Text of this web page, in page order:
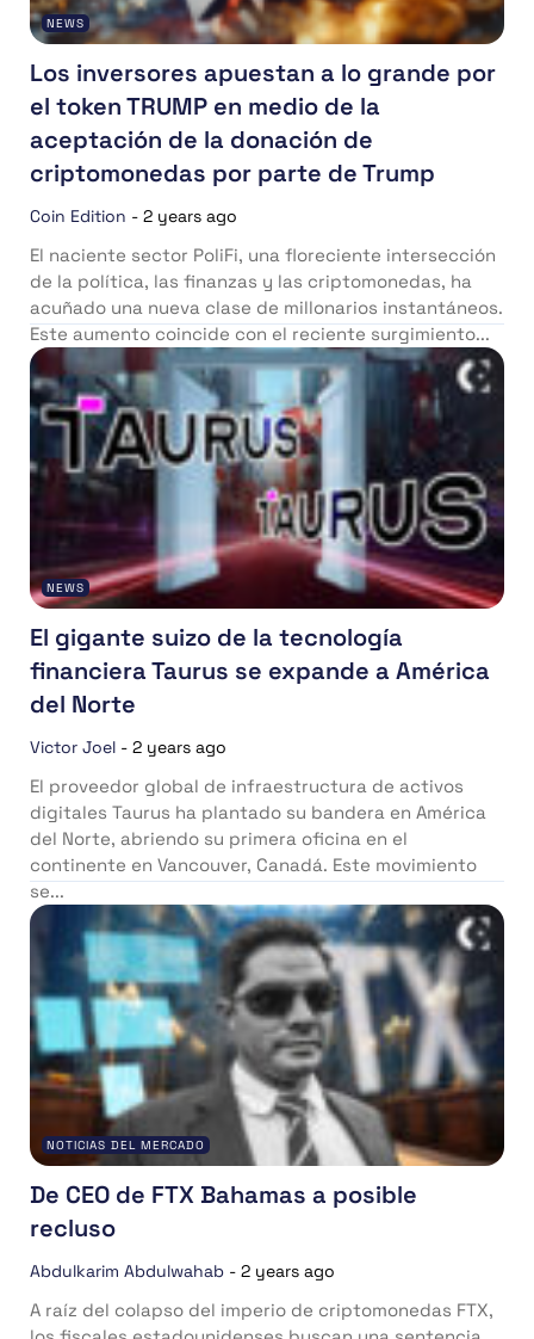
NEWS
Los inversores apuestan a lo grande por
el token TRUMP en medio de la
aceptación de la donación de
criptomonedas por parte de Trump
Coin Edition - 2 years ago
El naciente sector PoliFi, una floreciente intersección
de la política, las finanzas y las criptomonedas, ha
acuñado una nueva clase de millonarios instantáneos.
Este aumento coincide con el reciente surgimiento...
NEWS
El gigante suizo de la tecnología
financiera Taurus se expande a América
del Norte
Victor Joel - 2 years ago
El proveedor global de infraestructura de activos
digitales Taurus ha plantado su bandera en América
del Norte, abriendo su primera oficina en el
continente en Vancouver, Canadá. Este movimiento
se...
NOTICIAS DEL MERCADO
De CEO de FTX Bahamas a posible
recluso
Abdulkarim Abdulwahab - 2 years ago
A raíz del colapso del imperio de criptomonedas FTX,